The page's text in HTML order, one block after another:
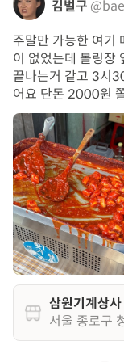
김벌구
주말만 가능한 여기
이 없었는데 볼링장
끝나는거 같고 3시
어요 단돈 2000원
삼원기계상
서울 종로구